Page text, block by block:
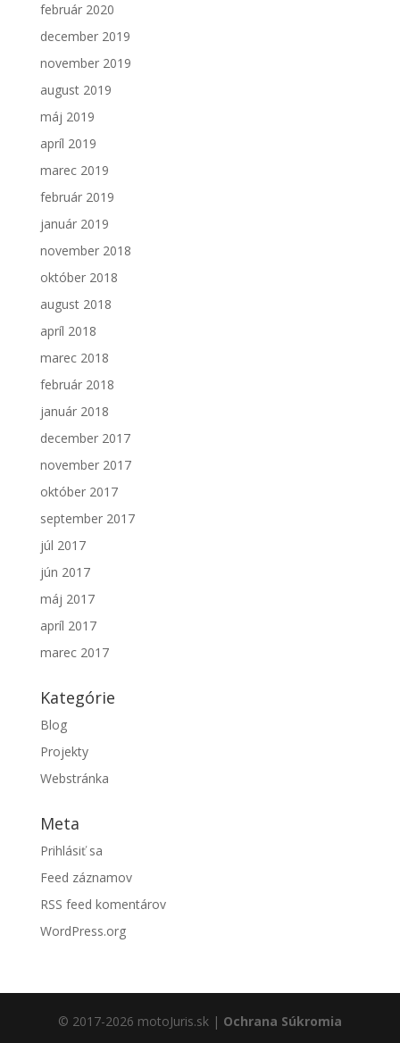
február 2020
december 2019
november 2019
august 2019
máj 2019
apríl 2019
marec 2019
február 2019
január 2019
november 2018
október 2018
august 2018
apríl 2018
marec 2018
február 2018
január 2018
december 2017
november 2017
október 2017
september 2017
júl 2017
jún 2017
máj 2017
apríl 2017
marec 2017
Kategórie
Blog
Projekty
Webstránka
Meta
Prihlásiť sa
Feed záznamov
RSS feed komentárov
WordPress.org
© 2017-2026 motoJuris.sk | Ochrana Súkromia